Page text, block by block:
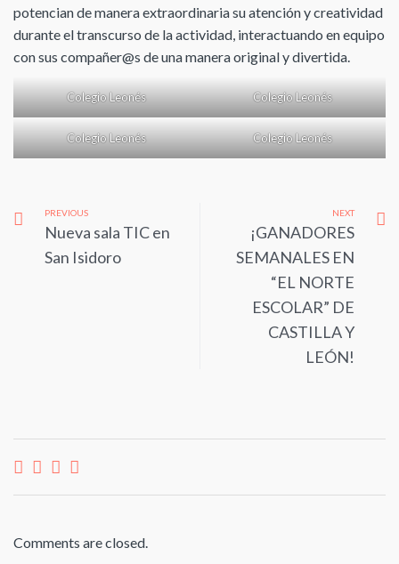
potencian de manera extraordinaria su atención y creatividad
durante el transcurso de la actividad, interactuando en equipo
con sus compañer@s de una manera original y divertida.
Colegio Leonés Colegio Leonés
Colegio Leonés Colegio Leonés
PREVIOUS
Nueva sala TIC en
San Isidoro
NEXT
¡GANADORES
SEMANALES EN
“EL NORTE
ESCOLAR” DE
CASTILLA Y
LEÓN!
Comments are closed.